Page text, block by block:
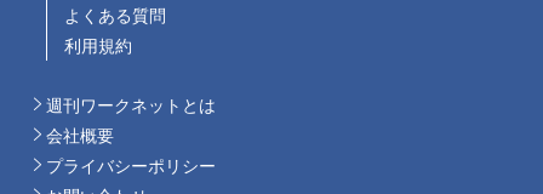
よくある質問
利用規約
週刊ワークネットとは
会社概要
プライバシーポリシー